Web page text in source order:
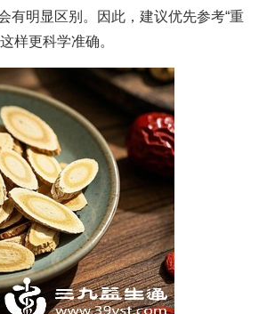
有明显区别。因此，建议优先参考“重
样更科学准确。